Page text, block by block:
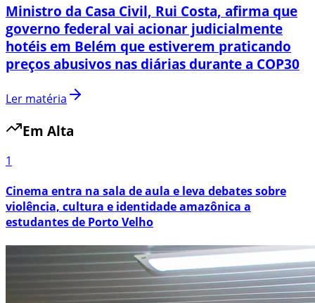
Ministro da Casa Civil, Rui Costa, afirma que
governo federal vai acionar judicialmente
hotéis em Belém que estiverem praticando
preços abusivos nas diárias durante a COP30
Ler matéria
Em Alta
1
Cinema entra na sala de aula e leva debates sobre
violência, cultura e identidade amazônica a
estudantes de Porto Velho